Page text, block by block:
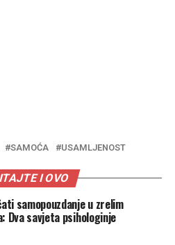
SAMOĆA USAMLJENOST
I OVO
samopouzdanje u zrelim
Dva savjeta psihologinje